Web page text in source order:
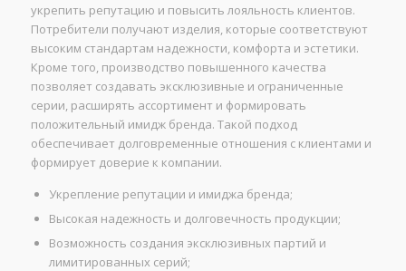
укрепить репутацию и повысить лояльность клиентов.
Потребители получают изделия, которые соответствуют
высоким стандартам надежности, комфорта и эстетики.
Кроме того, производство повышенного качества
позволяет создавать эксклюзивные и ограниченные
серии, расширять ассортимент и формировать
положительный имидж бренда. Такой подход
обеспечивает долговременные отношения с клиентами и
формирует доверие к компании.
Укрепление репутации и имиджа бренда;
Высокая надежность и долговечность продукции;
Возможность создания эксклюзивных партий и
лимитированных серий;